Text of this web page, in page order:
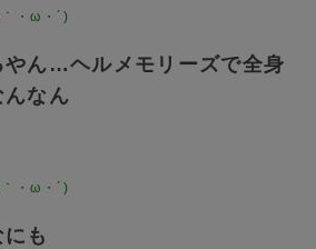
・ω・´)
やん…ヘルメモリーズで全身
なん
・ω・´)
も